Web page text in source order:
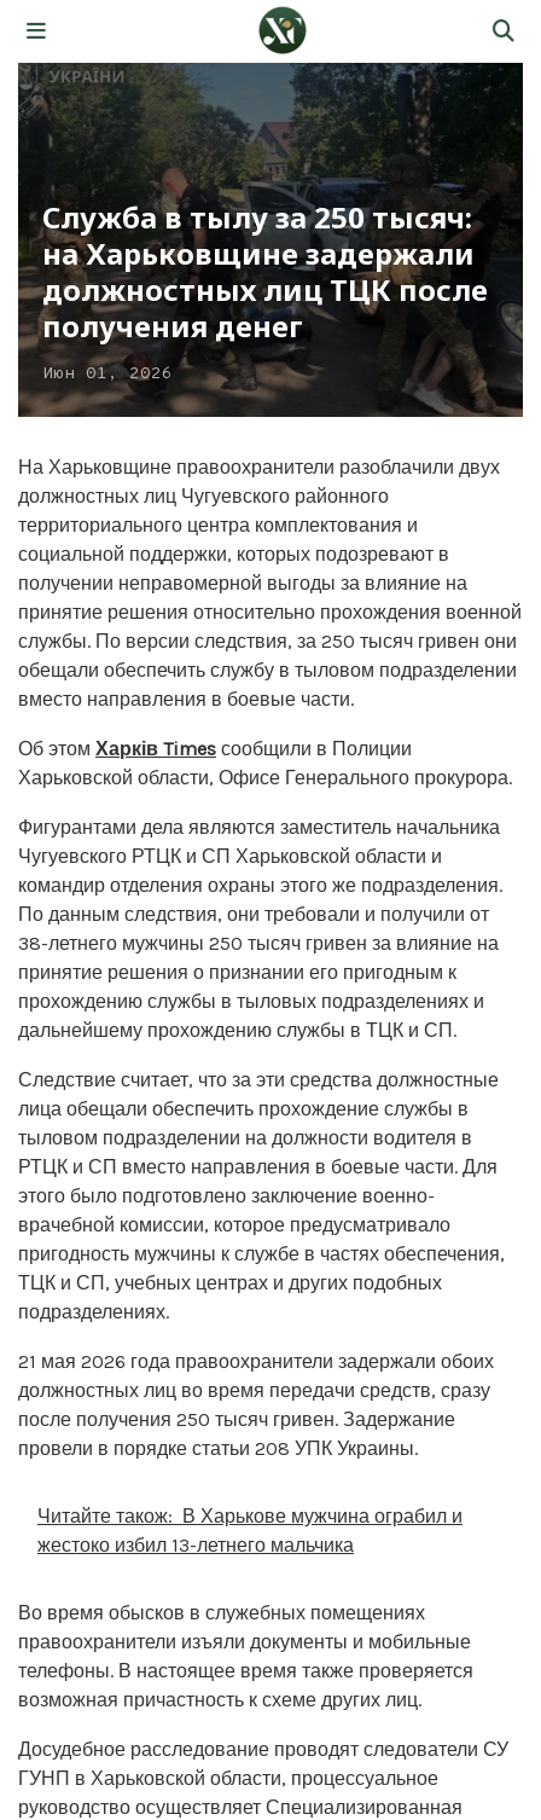
Служба в тылу за 250 тысяч:
на Харьковщине задержали
должностных лиц ТЦК после
получения денег
Июн 01, 2026
На Харьковщине правоохранители разоблачили двух
должностных лиц Чугуевского районного
территориального центра комплектования и
социальной поддержки, которых подозревают в
получении неправомерной выгоды за влияние на
принятие решения относительно прохождения военной
службы. По версии следствия, за 250 тысяч гривен они
обещали обеспечить службу в тыловом подразделении
вместо направления в боевые части.
Об этом Харків Times сообщили в Полиции
Харьковской области, Офисе Генерального прокурора.
Фигурантами дела являются заместитель начальника
Чугуевского РТЦК и СП Харьковской области и
командир отделения охраны этого же подразделения.
По данным следствия, они требовали и получили от
38-летнего мужчины 250 тысяч гривен за влияние на
принятие решения о признании его пригодным к
прохождению службы в тыловых подразделениях и
дальнейшему прохождению службы в ТЦК и СП.
Следствие считает, что за эти средства должностные
лица обещали обеспечить прохождение службы в
тыловом подразделении на должности водителя в
РТЦК и СП вместо направления в боевые части. Для
этого было подготовлено заключение военно-
врачебной комиссии, которое предусматривало
пригодность мужчины к службе в частях обеспечения,
ТЦК и СП, учебных центрах и других подобных
подразделениях.
21 мая 2026 года правоохранители задержали обоих
должностных лиц во время передачи средств, сразу
после получения 250 тысяч гривен. Задержание
провели в порядке статьи 208 УПК Украины.
Читайте також: В Харькове мужчина ограбил и
жестоко избил 13-летнего мальчика
Во время обысков в служебных помещениях
правоохранители изъяли документы и мобильные
телефоны. В настоящее время также проверяется
возможная причастность к схеме других лиц.
Досудебное расследование проводят следователи СУ
ГУНП в Харьковской области, процессуальное
руководство осуществляет Специализированная